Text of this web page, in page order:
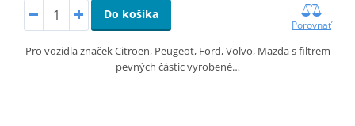
Do košíka
Porovnať
Pro vozidla značek Citroen, Peugeot, Ford, Volvo, Mazda s filtrem
pevných částic vyrobené…